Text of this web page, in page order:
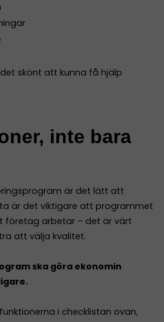
skönt att kunna få hjälp
inte bara
är det lätt att
är det viktigare att programmet
företag arbetar – det är värt
att välja kvalitet.
ska göra ekonomin
i checklistan ovan,